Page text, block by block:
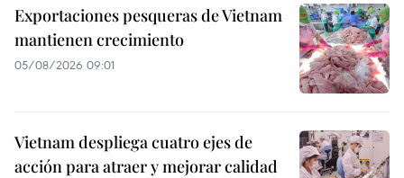
Exportaciones pesqueras de Vietnam
mantienen crecimiento
05/08/2026 09:01
Vietnam despliega cuatro ejes de
acción para atraer y mejorar calidad